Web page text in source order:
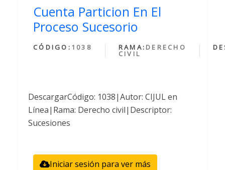
Cuenta Particion En El
Proceso Sucesorio
CÓDIGO: 1038 RAMA: DERECHO
CIVIL
DescargarCódigo: 1038|Autor: CIJUL en
Línea|Rama: Derecho civil|Descriptor:
Sucesiones
Iniciar sesión para ver más